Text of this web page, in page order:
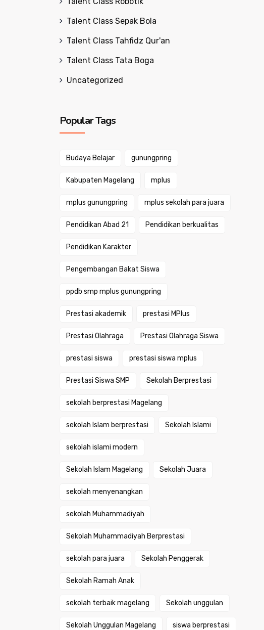
Talent Class Sepak Bola
Talent Class Tahfidz Qur'an
Talent Class Tata Boga
Uncategorized
Popular Tags
Budaya Belajar gunungpring
Kabupaten Magelang mplus
mplus gunungpring mplus sekolah para juara
Pendidikan Abad 21 Pendidikan berkualitas
Pendidikan Karakter
Pengembangan Bakat Siswa
ppdb smp mplus gunungpring
Prestasi akademik prestasi MPlus
Prestasi Olahraga Prestasi Olahraga Siswa
prestasi siswa prestasi siswa mplus
Prestasi Siswa SMP Sekolah Berprestasi
sekolah berprestasi Magelang
sekolah Islam berprestasi Sekolah Islami
sekolah islami modern
Sekolah Islam Magelang Sekolah Juara
sekolah menyenangkan
sekolah Muhammadiyah
Sekolah Muhammadiyah Berprestasi
sekolah para juara Sekolah Penggerak
Sekolah Ramah Anak
sekolah terbaik magelang Sekolah unggulan
Sekolah Unggulan Magelang siswa berprestasi